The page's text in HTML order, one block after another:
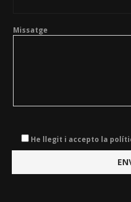
Missatge
He llegit i accepto la